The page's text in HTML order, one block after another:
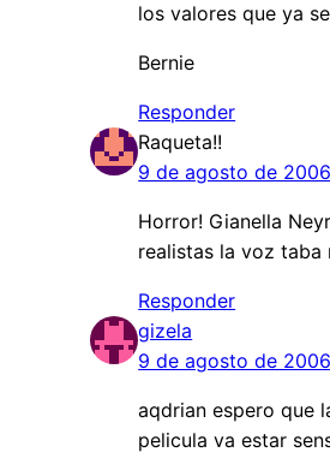
los valores que ya
Bernie
Responder
Raqueta!!
9 de agosto de 2006
Horror! Gianella
realistas la voz taba
Responder
gizela
9 de agosto de 2006
aqdrian espero que
pelicula va estar